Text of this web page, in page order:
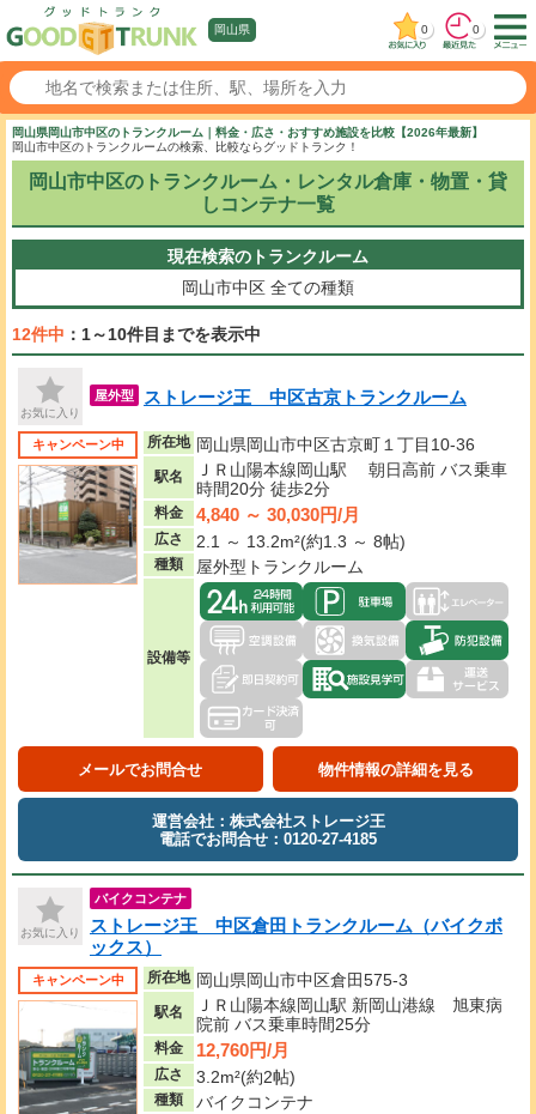
岡山県 0 0
岡山県岡山市中区のトランクルーム｜料金・広さ・おすすめ施設を比較【2026年最新】
岡山市中区のトランクルームの検索、比較ならグッドトランク！
岡山市中区のトランクルーム・レンタル倉庫・物置・貸
しコンテナ一覧
現在検索のトランクルーム
岡山市中区 全ての種類
12件中 ：1～10件目までを表示中
お気に入り
屋外型 ストレージ王 中区古京トランクルーム
キャンペーン中 所在地 岡山県岡山市中区古京町１丁目10-36
駅名
ＪＲ山陽本線岡山駅 朝日高前 バス乗車
時間20分 徒歩2分
料金 4,840 ～ 30,030円/月
広さ 2.1 ～ 13.2m²(約1.3 ～ 8帖)
種類 屋外型トランクルーム
設備等
メールでお問合せ 物件情報の詳細を見る
運営会社：株式会社ストレージ王
電話でお問合せ：0120-27-4185
お気に入り
バイクコンテナ
ストレージ王 中区倉田トランクルーム（バイクボ
ックス）
キャンペーン中 所在地 岡山県岡山市中区倉田575-3
駅名
ＪＲ山陽本線岡山駅 新岡山港線 旭東病
院前 バス乗車時間25分
料金 12,760円/月
広さ 3.2m²(約2帖)
種類 バイクコンテナ